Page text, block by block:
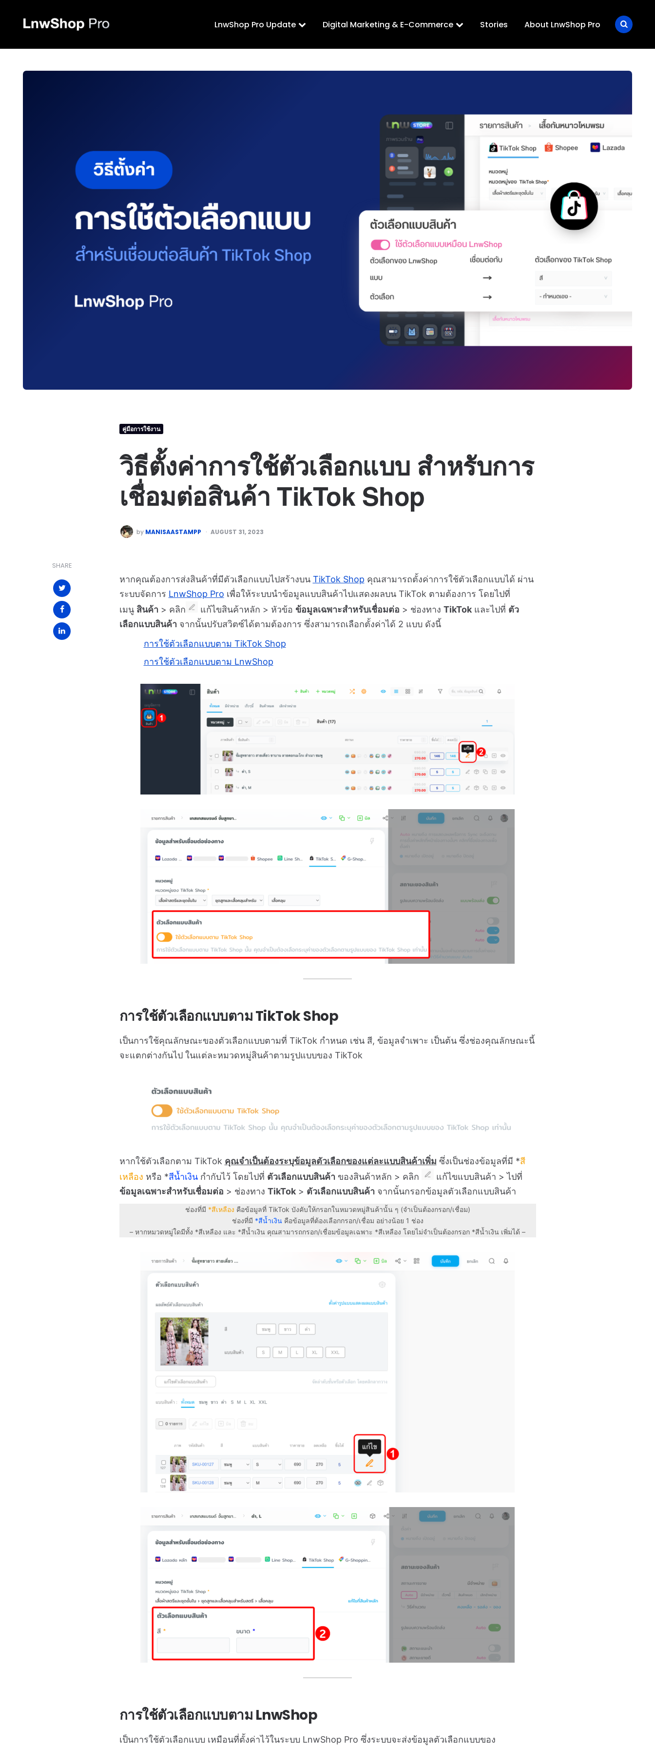
LnwShop Pro Update Digital Marketing & E-Commerce Stories About LnwShop Pro
คู่มือการใช้งาน
วิธีตั้งค่าการใช้ตัวเลือกแบบ สำหรับการ
เชื่อมต่อสินค้า TikTok Shop
by MANISAASTAMPP AUGUST 31, 2023
SHARE
หากคุณต้องการส่งสินค้าที่มีตัวเลือกแบบไปสร้างบน TikTok Shop คุณสามารถตั้งค่าการใช้ตัวเลือกแบบได้ ผ่าน
ระบบจัดการ LnwShop Pro เพื่อให้ระบบนำข้อมูลแบบสินค้าไปแสดงผลบน TikTok ตามต้องการ โดยไปที่
เมนู สินค้า> คลิก แก้ไขสินค้าหลัก > หัวข้อ ข้อมูลเฉพาะสำหรับเชื่อมต่อ > ช่องทาง TikTokและไปที่ ตัว
เลือกแบบสินค้าจากนั้นปรับสวิตซ์ได้ตามต้องการ ซึ่งสามารถเลือกตั้งค่าได้ 2 แบบ ดังนี้
การใช้ตัวเลือกแบบตาม TikTok Shop
การใช้ตัวเลือกแบบตาม LnwShop
การใช้ตัวเลือกแบบตาม TikTok Shop
เป็นการใช้คุณลักษณะของตัวเลือกแบบตามที่ TikTok กำหนด เช่น สี, ข้อมูลจำเพาะ เป็นต้น ซึ่งช่องคุณลักษณะนี้
จะแตกต่างกันไป ในแต่ละหมวดหมู่สินค้าตามรูปแบบของ TikTok
หากใช้ตัวเลือกตาม TikTok คุณจำเป็นต้องระบุข้อมูลตัวเลือกของแต่ละแบบสินค้าเพิ่ม ซึ่งเป็นช่องข้อมูลที่มี *สี
เหลือง หรือ *สีน้ำเงินกำกับไว้ โดยไปที่ ตัวเลือกแบบสินค้าของสินค้าหลัก > คลิก
แก้ไขแบบสินค้า > ไปที่
ข้อมูลเฉพาะสำหรับเชื่อมต่อ > ช่องทาง TikTok> ตัวเลือกแบบสินค้าจากนั้นกรอกข้อมูลตัวเลือกแบบสินค้า
ช่องที่มี *สีเหลือง คือข้อมูลที่ TikTok บังคับให้กรอกในหมวดหมู่สินค้านั้น ๆ (จำเป็นต้องกรอก/เชื่อม)
ช่องที่มี *สีน้ำเงินคือข้อมูลที่ต้องเลือกกรอก/เชื่อม อย่างน้อย 1 ช่อง
– หากหมวดหมู่ใดมีทั้ง *สีเหลือง และ *สีน้ำเงิน คุณสามารถกรอก/เชื่อมข้อมูลเฉพาะ *สีเหลือง โดยไม่จำเป็นต้องกรอก *สีน้ำเงิน เพิ่มได้ –
การใช้ตัวเลือกแบบตาม LnwShop
เป็นการใช้ตัวเลือกแบบ เหมือนที่ตั้งค่าไว้ในระบบ LnwShop Pro ซึ่งระบบจะส่งข้อมูลตัวเลือกแบบของ